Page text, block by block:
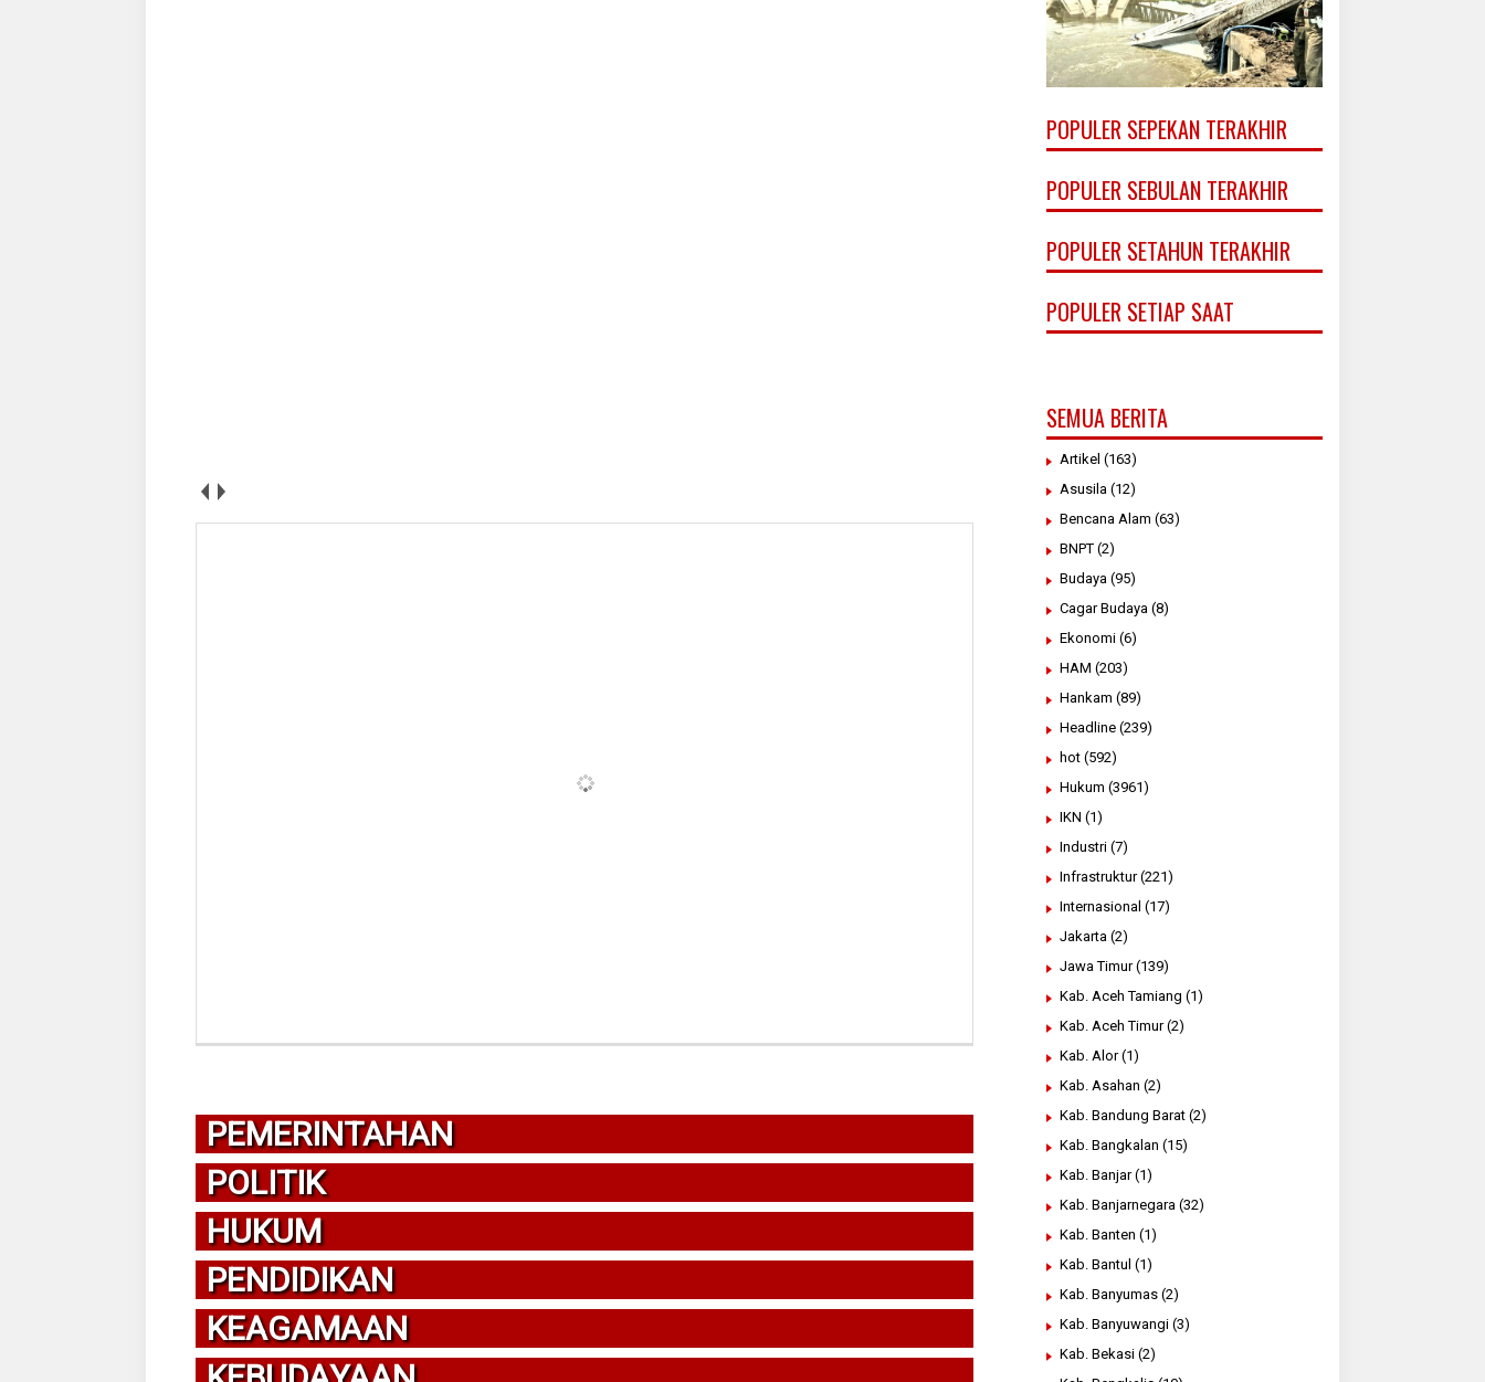
PEMERINTAHAN
POLITIK
HUKUM
PENDIDIKAN
KEAGAMAAN
POPULER SEPEKAN TERAKHIR
POPULER SEBULAN TERAKHIR
POPULER SETAHUN TERAKHIR
POPULER SETIAP SAAT
SEMUA BERITA
Artikel (163)
Asusila (12)
Bencana Alam (63)
BNPT (2)
Budaya (95)
Cagar Budaya (8)
Ekonomi (6)
HAM (203)
Hankam (89)
Headline (239)
hot (592)
Hukum (3961)
IKN (1)
Industri (7)
Infrastruktur (221)
Internasional (17)
Jakarta (2)
Jawa Timur (139)
Kab. Aceh Tamiang (1)
Kab. Aceh Timur (2)
Kab. Alor (1)
Kab. Asahan (2)
Kab. Bandung Barat (2)
Kab. Bangkalan (15)
Kab. Banjar (1)
Kab. Banjarnegara (32)
Kab. Banten (1)
Kab. Bantul (1)
Kab. Banyumas (2)
Kab. Banyuwangi (3)
Kab. Bekasi (2)